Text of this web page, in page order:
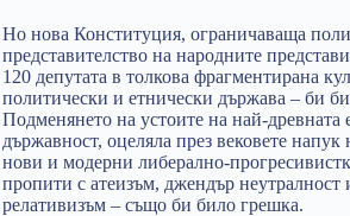
Но нова Конституция, ограничаваща
представителство на народните
120 депутата в толкова фрагментирана
политически и етнически държава – би
Подменянето на устоите на най-древната
държавност, оцеляла през вековете напук
нови и модерни либерално-
пропити с атеизъм, джендър неутралност
релативизъм – също би било грешка.